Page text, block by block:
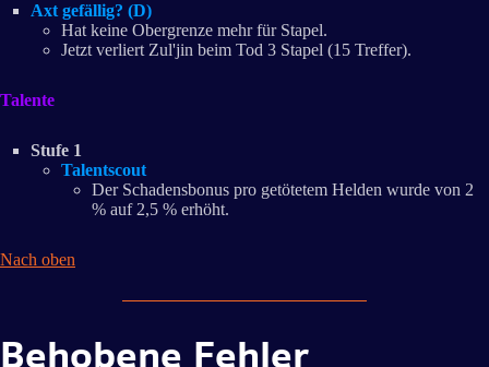
Axt gefällig? (D)
Hat keine Obergrenze mehr für Stapel.
Jetzt verliert Zul'jin beim Tod 3 Stapel (15 Treffer).
Talente
Stufe 1
Talentscout
Der Schadensbonus pro getötetem Helden wurde von 2
% auf 2,5 % erhöht.
Nach oben
Behobene Fehler